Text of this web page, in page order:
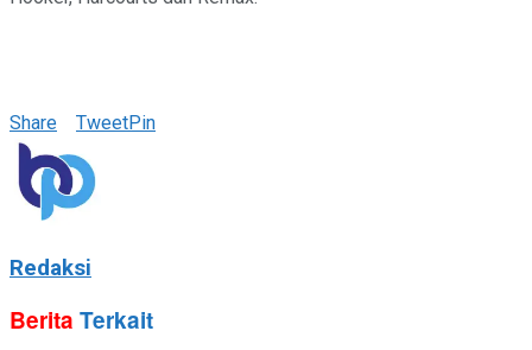
Share TweetPin
Redaksi
Berita Terkait